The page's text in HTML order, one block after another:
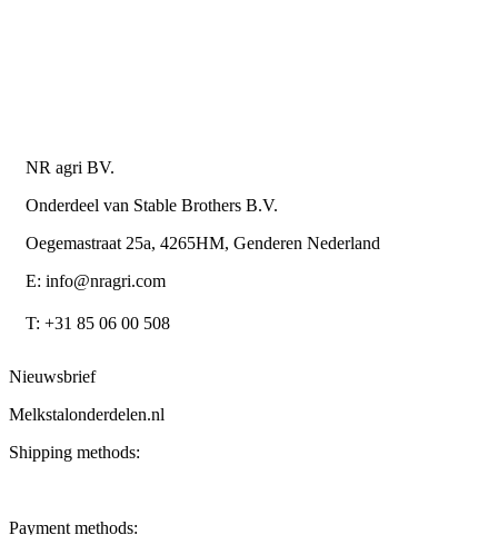
NR agri BV.
Onderdeel van Stable Brothers B.V.
Oegemastraat 25a, 4265HM, Genderen Nederland
E: info@nragri.com
T: +31 85 06 00 508
Nieuwsbrief
Melkstalonderdelen.nl
Shipping methods:
Payment methods: